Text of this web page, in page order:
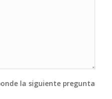
la siguiente pregunta